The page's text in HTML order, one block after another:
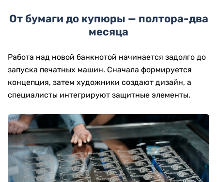
От бумаги до купюры — полтора-два
месяца
Работа над новой банкнотой начинается задолго до
запуска печатных машин. Сначала формируется
концепция, затем художники создают дизайн, а
специалисты интегрируют защитные элементы.